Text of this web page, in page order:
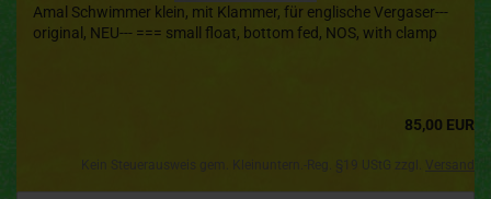
Amal Schwimmer klein, mit Klammer, für englische Vergaser---
original, NEU--- === small float, bottom fed, NOS, with clamp
85,00 EUR